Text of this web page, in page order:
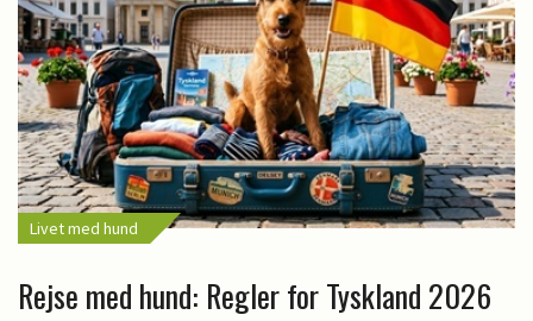
Livet med hund
Rejse med hund: Regler for Tyskland 2026